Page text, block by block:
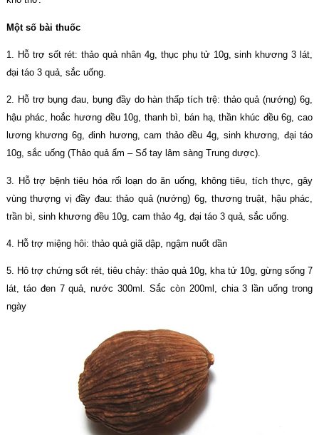
Một số bài thuốc
1. Hỗ trợ sốt rét: thảo quả nhân 4g, thục phụ tử 10g, sinh khương 3 lát,
đại táo 3 quả, sắc uống.
2. Hỗ trợ bụng đau, bụng đầy do hàn thấp tích trệ: thảo quả (nướng) 6g,
hậu phác, hoắc hương đều 10g, thanh bì, bán hạ, thần khúc đều 6g, cao
lương khương 6g, đinh hương, cam thảo đều 4g, sinh khương, đại táo
10g, sắc uống (Thảo quả ẩm – Sổ tay lâm sàng Trung dược).
3. Hỗ trợ bệnh tiêu hóa rối loạn do ăn uống, không tiêu, tích thực, gây
vùng thượng vị đầy đau: thảo quả (nướng) 6g, thương truật, hậu phác,
trần bì, sinh khương đều 10g, cam thảo 4g, đại táo 3 quả, sắc uống.
4. Hỗ trợ miệng hôi: thảo quả giã dập, ngậm nuốt dần
5. Hô trợ chứng sốt rét, tiêu chảy: thảo quả 10g, kha tử 10g, gừng sống 7
lát, táo đen 7 quả, nước 300ml. Sắc còn 200ml, chia 3 lần uống trong
ngày